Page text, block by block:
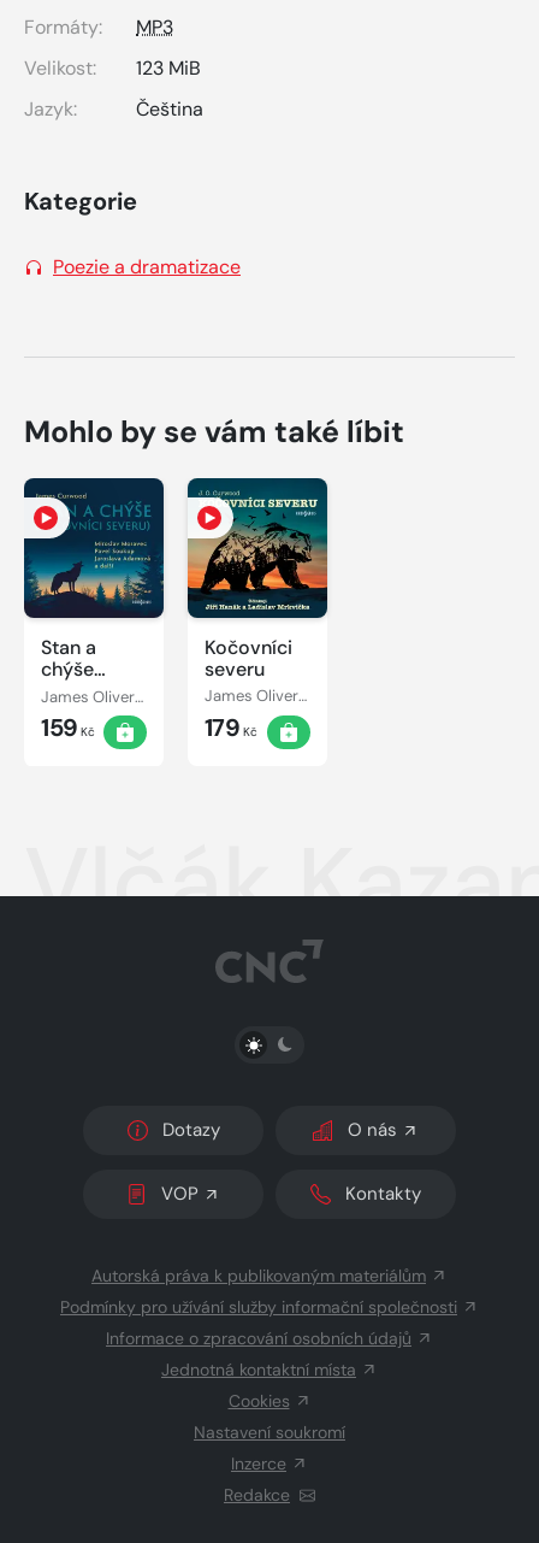
Formáty:
MP3
Velikost:
123 MiB
Jazyk:
Čeština
Kategorie
Poezie a dramatizace
Mohlo by se vám také líbit
Stan a
chýše
(Kočovníci
severu)
James Oliver Curwood
159 Kč
Kočovníci
severu
James Oliver Curwood, Ladislav Mrkvička, Jiří Hanák
179 Kč
Vlčák
PŘEPNOUT SVĚTLÝ/TMAVÝ REŽIM
Dotazy O nás
VOP Kontakty
Autorská práva k publikovaným materiálům
Podmínky pro užívání služby informační společnosti
Informace o zpracování osobních údajů
Jednotná kontaktní místa
Cookies
Nastavení soukromí
Inzerce
Redakce